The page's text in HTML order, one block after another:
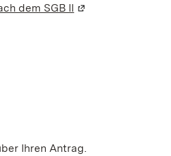
dem SGB II (Wird in einem
Ihren Antrag.